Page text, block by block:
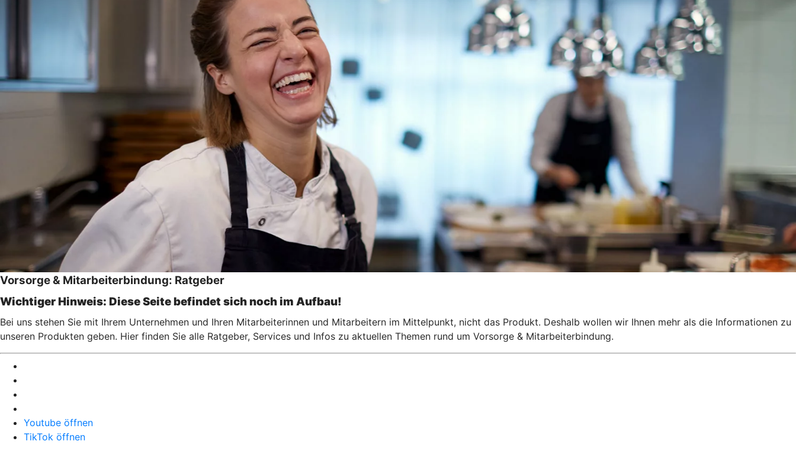
Vorsorge & Mitarbeiterbindung: Ratgeber
Wichtiger Hinweis: Diese Seite befindet sich noch im Aufbau!
Bei uns stehen Sie mit Ihrem Unternehmen und Ihren Mitarbeiterinnen und Mitarbeitern im Mittelpunkt, nicht das Produkt. Deshalb wollen wir Ihnen mehr als die Informationen zu
unseren Produkten geben. Hier finden Sie alle Ratgeber, Services und Infos zu aktuellen Themen rund um Vorsorge & Mitarbeiterbindung.
Youtube öffnen
TikTok öffnen